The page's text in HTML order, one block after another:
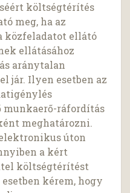
költségtérítés
meg, ha az
közfeladatot ellátó
ellátásához
aránytalan
jár. Ilyen esetben az
munkaerő-ráfordítás
meghatározni.
úton
a kért
költségtérítést
kérem, hogy